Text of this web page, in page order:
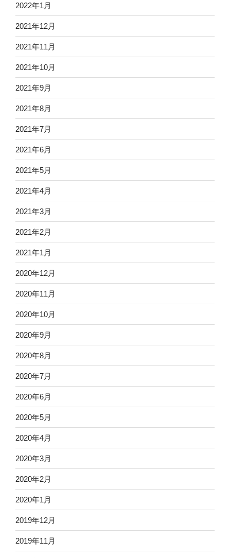
2022年1月
2021年12月
2021年11月
2021年10月
2021年9月
2021年8月
2021年7月
2021年6月
2021年5月
2021年4月
2021年3月
2021年2月
2021年1月
2020年12月
2020年11月
2020年10月
2020年9月
2020年8月
2020年7月
2020年6月
2020年5月
2020年4月
2020年3月
2020年2月
2020年1月
2019年12月
2019年11月